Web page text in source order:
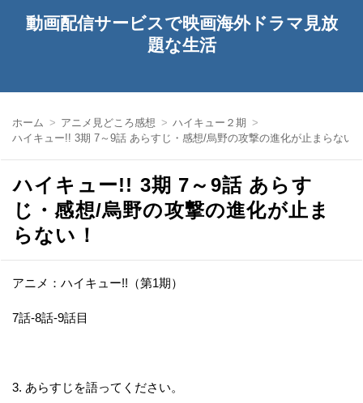
動画配信サービスで映画海外ドラマ見放
題な生活
ホーム アニメ見どころ感想
ハイキュー２期
ハイキュー!! 3期 7～9話 あらすじ・感想/烏野の攻撃の進化が止まらない
ハイキュー!! 3期 7～9話 あらす
じ・感想/烏野の攻撃の進化が止ま
らない！
アニメ：ハイキュー!!（第1期）
7話-8話-9話目
3. あらすじを語ってください。